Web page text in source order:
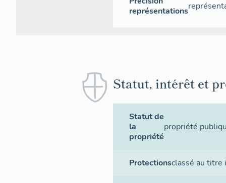
représentations
Statut, intérêt et
Statut de
la
propriété
propriété
Protectionsclassé au titre